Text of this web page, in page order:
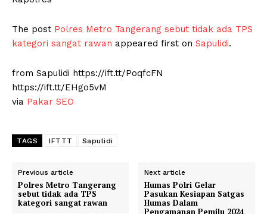
The post Polres Metro Tangerang sebut tidak ada TPS
kategori sangat rawan appeared first on Sapulidi.
from Sapulidi https://ift.tt/PoqfcFN
https://ift.tt/EHgo5vM
via Pakar SEO
TAGS IFTTT Sapulidi
Previous article
Polres Metro Tangerang
sebut tidak ada TPS
kategori sangat rawan
Next article
Humas Polri Gelar
Pasukan Kesiapan Satgas
Humas Dalam
Pengamanan Pemilu 2024